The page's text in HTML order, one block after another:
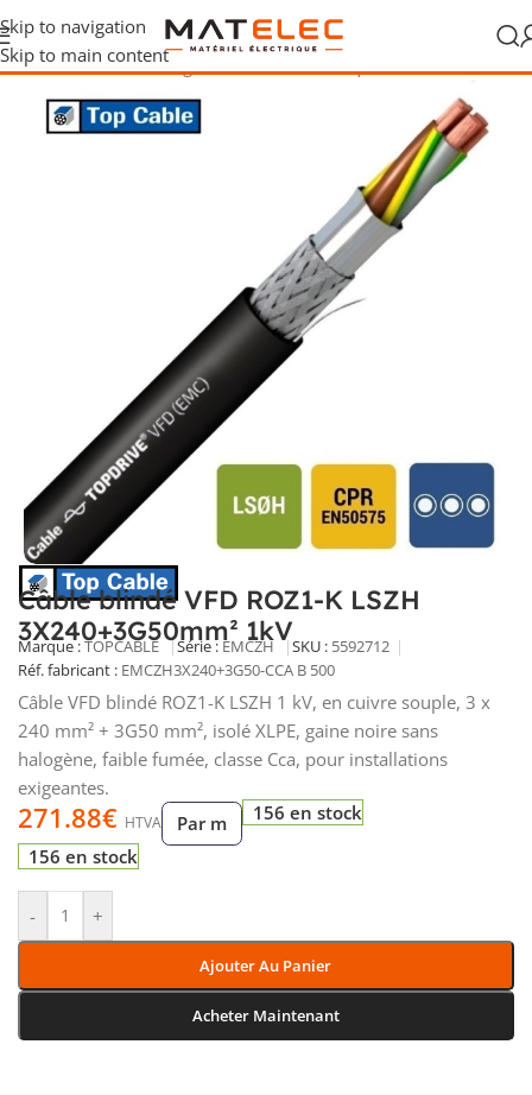
Skip to navigation
Skip to main content
Accueil/Câbles, fils et gaines/Câbles électriques/Câbles blindés
Câble blindé VFD ROZ1-K LSZH
3X240+3G50mm² 1kV
Marque :TOPCABLE Série : EMCZH SKU : 5592712
Réf. fabricant : EMCZH3X240+3G50-CCA B 500
Câble VFD blindé ROZ1-K LSZH 1 kV, en cuivre souple, 3 x
240 mm² + 3G50 mm², isolé XLPE, gaine noire sans
halogène, faible fumée, classe Cca, pour installations
exigeantes.
271.88€ HTVA Par m
156 en stock
156 en stock
- +
Ajouter Au Panier
Acheter Maintenant